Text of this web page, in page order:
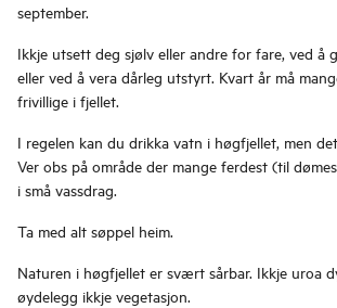
september.
Ikkje utsett deg sjølv eller andre for fare, ved å
eller ved å vera dårleg utstyrt. Kvart år må
frivillige i fjellet.
I regelen kan du drikka vatn i høgfjellet, men
Ver obs på område der mange ferdest (til
i små vassdrag.
Ta med alt søppel heim.
Naturen i høgfjellet er svært sårbar. Ikkje uroa
øydelegg ikkje vegetasjon.